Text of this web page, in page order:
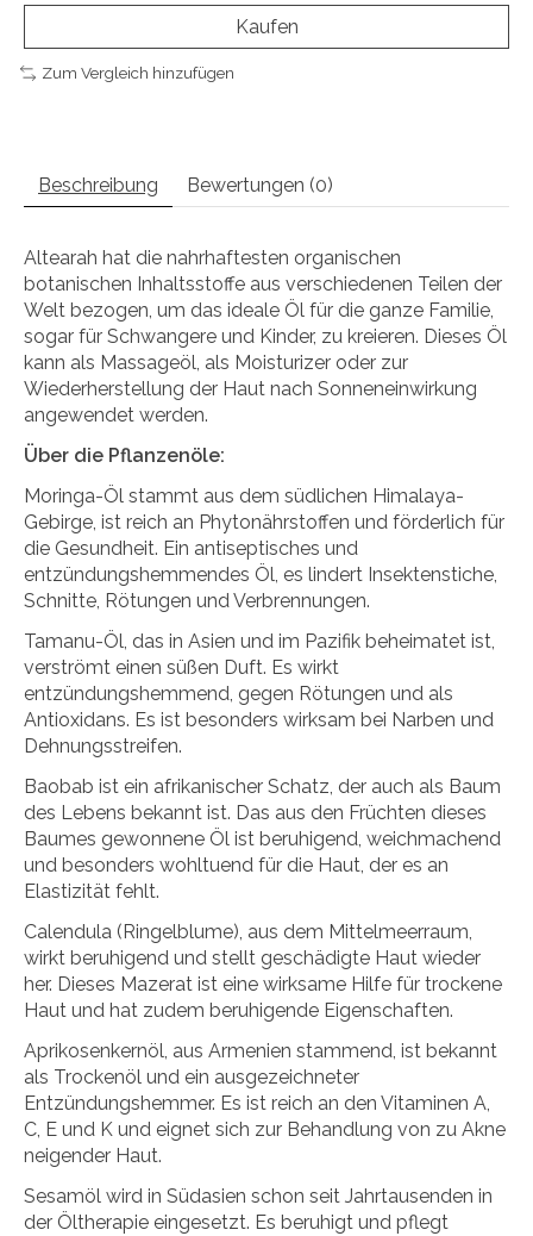
Kaufen
Zum Vergleich hinzufügen
Beschreibung Bewertungen (0)
Altearah hat die nahrhaftesten organischen
botanischen Inhaltsstoffe aus verschiedenen Teilen der
Welt bezogen, um das ideale Öl für die ganze Familie,
sogar für Schwangere und Kinder, zu kreieren. Dieses Öl
kann als Massageöl, als Moisturizer oder zur
Wiederherstellung der Haut nach Sonneneinwirkung
angewendet werden.
Über die Pflanzenöle:
Moringa-Öl stammt aus dem südlichen Himalaya-
Gebirge, ist reich an Phytonährstoffen und förderlich für
die Gesundheit. Ein antiseptisches und
entzündungshemmendes Öl, es lindert Insektenstiche,
Schnitte, Rötungen und Verbrennungen.
Tamanu-Öl, das in Asien und im Pazifik beheimatet ist,
verströmt einen süßen Duft. Es wirkt
entzündungshemmend, gegen Rötungen und als
Antioxidans. Es ist besonders wirksam bei Narben und
Dehnungsstreifen.
Baobab ist ein afrikanischer Schatz, der auch als Baum
des Lebens bekannt ist. Das aus den Früchten dieses
Baumes gewonnene Öl ist beruhigend, weichmachend
und besonders wohltuend für die Haut, der es an
Elastizität fehlt.
Calendula (Ringelblume), aus dem Mittelmeerraum,
wirkt beruhigend und stellt geschädigte Haut wieder
her. Dieses Mazerat ist eine wirksame Hilfe für trockene
Haut und hat zudem beruhigende Eigenschaften.
Aprikosenkernöl, aus Armenien stammend, ist bekannt
als Trockenöl und ein ausgezeichneter
Entzündungshemmer. Es ist reich an den Vitaminen A,
C, E und K und eignet sich zur Behandlung von zu Akne
neigender Haut.
Sesamöl wird in Südasien schon seit Jahrtausenden in
der Öltherapie eingesetzt. Es beruhigt und pflegt